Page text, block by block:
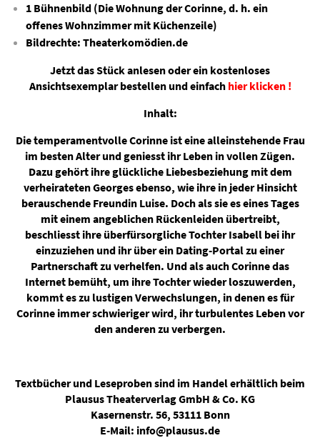
1 Bühnenbild (Die Wohnung der Corinne, d. h. ein
offenes Wohnzimmer mit Küchenzeile)
Bildrechte: Theaterkomödien.de
Jetzt das Stück anlesen oder ein kostenloses
Ansichtsexemplar bestellen und einfach hier klicken !
Inhalt:
Die temperamentvolle Corinne ist eine alleinstehende Frau
im besten Alter und geniesst ihr Leben in vollen Zügen.
Dazu gehört ihre glückliche Liebesbeziehung mit dem
verheirateten Georges ebenso, wie ihre in jeder Hinsicht
berauschende Freundin Luise. Doch als sie es eines Tages
mit einem angeblichen Rückenleiden übertreibt,
beschliesst ihre überfürsorgliche Tochter Isabell bei ihr
einzuziehen und ihr über ein Dating-Portal zu einer
Partnerschaft zu verhelfen. Und als auch Corinne das
Internet bemüht, um ihre Tochter wieder loszuwerden,
kommt es zu lustigen Verwechslungen, in denen es für
Corinne immer schwieriger wird, ihr turbulentes Leben vor
den anderen zu verbergen.
Textbücher und Leseproben sind im Handel erhältlich beim
Plausus Theaterverlag GmbH & Co. KG
Kasernenstr. 56, 53111 Bonn
E-Mail: info@plausus.de